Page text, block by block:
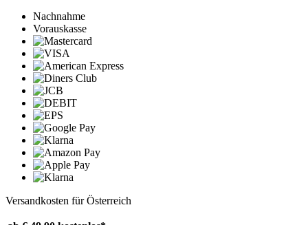
Nachnahme
Vorauskasse
Versandkosten für Österreich